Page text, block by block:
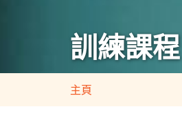
訓練課程
主頁